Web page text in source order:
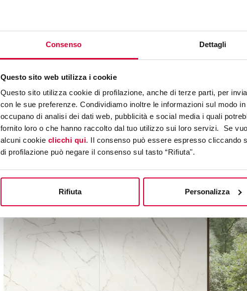
Consenso Dettagli
Questo sito web utilizza i cookie
Questo sito utilizza cookie di profilazione, anche di terze parti, per
con le sue preferenze. Condividiamo inoltre le informazioni sul modo
occupano di analisi dei dati web, pubblicità e social media i quali
fornito loro o che hanno raccolto dal tuo utilizzo sui loro servizi. Se
alcuni cookie clicchi qui. Il consenso può essere espresso cliccando
di profilazione può negare il consenso sul tasto “Rifiuta".
Rifiuta Personalizza
COLECCIONES EN EL